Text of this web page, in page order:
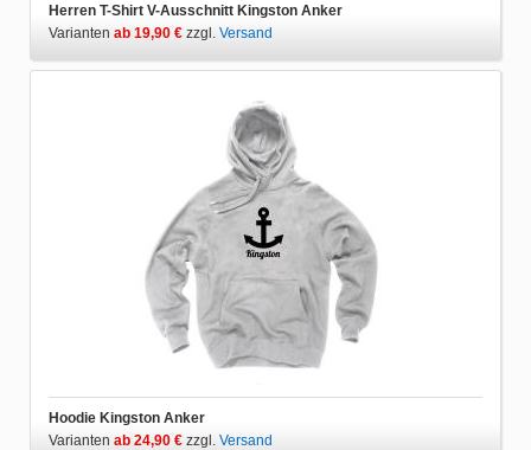
Herren T-Shirt V-Ausschnitt Kingston Anker
Varianten ab 19,90 € zzgl. Versand
Hoodie Kingston Anker
Varianten ab 24,90 € zzgl. Versand